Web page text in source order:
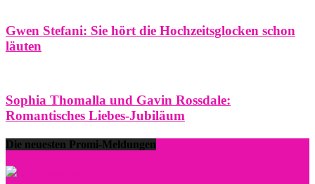
Gwen Stefani: Sie hört die Hochzeitsglocken schon
läuten
Sophia Thomalla und Gavin Rossdale:
Romantisches Liebes-Jubiläum
Die neuesten Promi-Meldungen